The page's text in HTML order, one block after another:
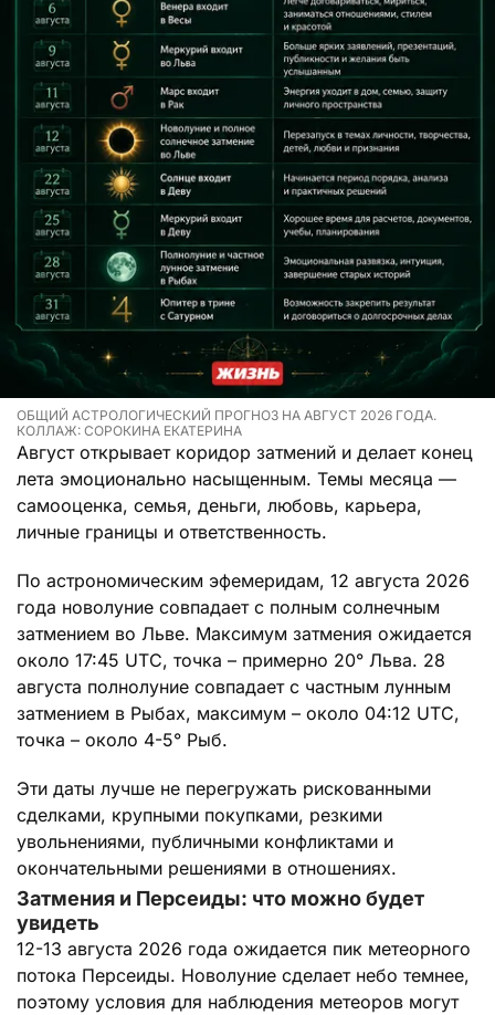
ОБЩИЙ АСТРОЛОГИЧЕСКИЙ ПРОГНОЗ НА АВГУСТ 2026 ГОДА.
КОЛЛАЖ: СОРОКИНА ЕКАТЕРИНА
Август открывает коридор затмений и делает конец
лета эмоционально насыщенным. Темы месяца —
самооценка, семья, деньги, любовь, карьера,
личные границы и ответственность.
По астрономическим эфемеридам, 12 августа 2026
года новолуние совпадает с полным солнечным
затмением во Льве. Максимум затмения ожидается
около 17:45 UTC, точка – примерно 20° Льва. 28
августа полнолуние совпадает с частным лунным
затмением в Рыбах, максимум – около 04:12 UTC,
точка – около 4-5° Рыб.
Эти даты лучше не перегружать рискованными
сделками, крупными покупками, резкими
увольнениями, публичными конфликтами и
окончательными решениями в отношениях.
Затмения и Персеиды: что можно будет
увидеть
12-13 августа 2026 года ожидается пик метеорного
потока Персеиды. Новолуние сделает небо темнее,
поэтому условия для наблюдения метеоров могут